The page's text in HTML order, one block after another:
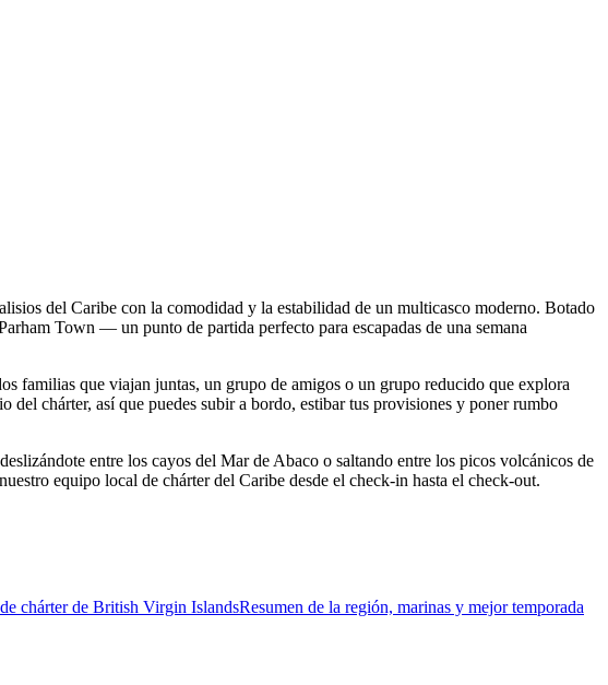
del Caribe con la comodidad y la estabilidad de un multicasco moderno. Botado
Town — un punto de partida perfecto para escapadas de una semana
familias que viajan juntas, un grupo de amigos o un grupo reducido que explora
del chárter, así que puedes subir a bordo, estibar tus provisiones y poner rumbo
entre los cayos del Mar de Abaco o saltando entre los picos volcánicos de
equipo local de chárter del Caribe desde el check-in hasta el check-out.
chárter de British Virgin IslandsResumen de la región, marinas y mejor temporada